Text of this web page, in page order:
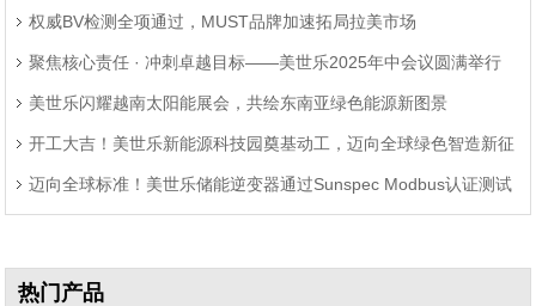
权威BV检测全项通过，MUST品牌加速拓局拉美市场
聚焦核心责任 · 冲刺卓越目标——美世乐2025年中会议圆满举行
美世乐闪耀越南太阳能展会，共绘东南亚绿色能源新图景
开工大吉！美世乐新能源科技园奠基动工，迈向全球绿色智造新征
程 迈向全球标准！美世乐储能逆变器通过Sunspec Modbus认证测试
热门产品